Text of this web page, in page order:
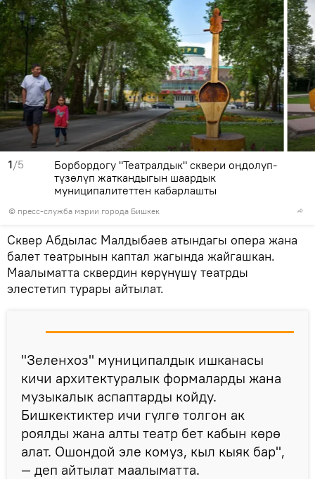
1/5
© пресс-служба мэрии города Бишкек
Борбордогу "Театралдык" сквери оңдолуп-
түзөлүп жаткандыгын шаардык
муниципалитеттен кабарлашты
Сквер Абдылас Малдыбаев атындагы опера жана
балет театрынын каптал жагында жайгашкан.
Маалыматта сквердин көрүнүшү театрды
элестетип турары айтылат.
"Зеленхоз" муниципалдык ишканасы
кичи архитектуралык формаларды жана
музыкалык аспаптарды койду.
Бишкектиктер ичи гүлгө толгон ак
роялды жана алты театр бет кабын көрө
алат. Ошондой эле комуз, кыл кыяк бар",
— деп айтылат маалыматта.